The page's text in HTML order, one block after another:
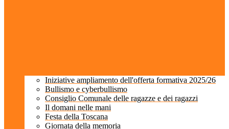
Iniziative ampliamento dell'offerta formativa 2025/26
Bullismo e cyberbullismo
Consiglio Comunale delle ragazze e dei ragazzi
Il domani nelle mani
Festa della Toscana
Giornata della memoria